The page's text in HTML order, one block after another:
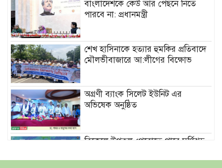
বাংলাদেশকে কেউ আর পেছনে নিতে
পারবে না: প্রধানমন্ত্রী
শেখ হাসিনাকে হত্যার হুমকির প্রতিবাদে
মৌলভীবাজারে আ:লীগের বিক্ষোভ
অগ্রণী ব্যাংক সিলেট ইউনিট এর
অভিষেক অনুষ্ঠিত
বিকেলে উপকূল পেরোতে পারে ঘূর্ণিঝড়